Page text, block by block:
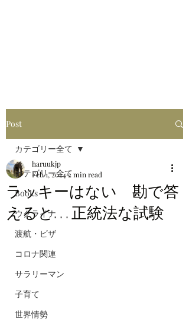
Post
カテゴリー全て
Books
ウクライナ
渡航・ビザ
コロナ関連
サラリーマン
子育て
世界情勢
カテゴリー全て
ラッキーはない 勘で答
えると. . . 正統法な試験
haruukjp
Feb 1, 20242 min read